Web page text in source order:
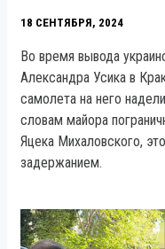
18 СЕНТЯБРЯ, 2024
Во время вывода
Александра Усика в
самолета на него
словам майора
Яцека Михаловского,
задержанием.